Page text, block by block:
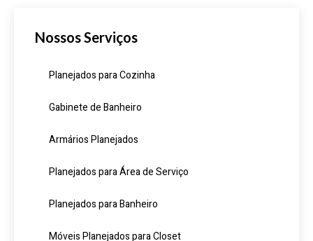
Nossos Serviços
Planejados para Cozinha
Gabinete de Banheiro
Armários Planejados
Planejados para Área de Serviço
Planejados para Banheiro
Móveis Planejados para Closet